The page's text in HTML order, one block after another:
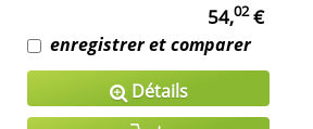
54,02€
enregistrer et comparer
Détails